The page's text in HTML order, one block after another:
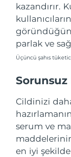
kazandırır.
parlak ve
Üçüncü şahıs
Sorunsuz
Cildinizi
serum ve
en iyi
Tayland
Türkiye
Birleşik Arap
Emirlikleri
Birleşik Krallık
Amerika
Devletleri